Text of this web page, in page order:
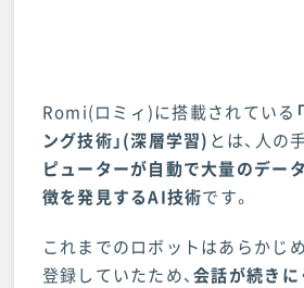
Romi(ロミィ)に搭載されている
ング技術」(深層学習) とは、人の
ピューターが自動で大量のデー
徴を発見するAI技術です。
これまでのロボットはあらかじ
登録していたため、会話が続きに